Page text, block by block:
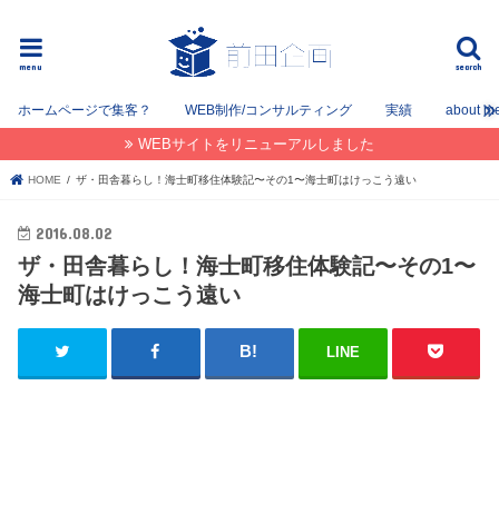
search
menu
ホームページで集客？ WEB制作/コンサルティング 実績 about
WEBサイトをリニューアルしました
HOME ザ・田舎暮らし！海士町移住体験記〜その1〜海士町はけっこう遠い
2016.08.02
ザ・田舎暮らし！海士町移住体験記〜その1〜
海士町はけっこう遠い
LINE